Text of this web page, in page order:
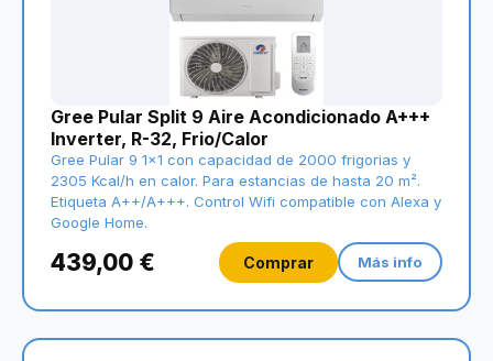
Gree Pular Split 9 Aire Acondicionado A+++
Inverter, R-32, Frio/Calor
Gree Pular 9 1x1 con capacidad de 2000 frigorias y
2305 Kcal/h en calor. Para estancias de hasta 20 m².
Etiqueta A++/A+++. Control Wifi compatible con Alexa y
Google Home.
439,00 € Comprar Más info